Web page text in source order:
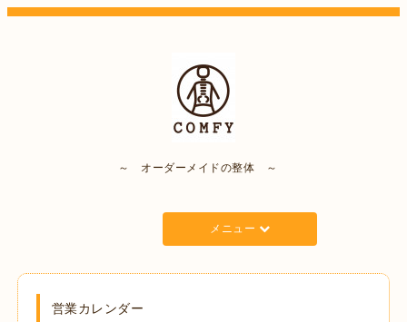
～ オーダーメイドの整体 ～
メニュー
営業カレンダー